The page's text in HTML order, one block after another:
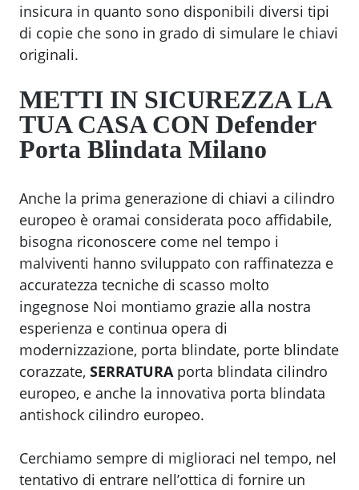
insicura in quanto sono disponibili diversi tipi
di copie che sono in grado di simulare le chiavi
originali.
METTI IN SICUREZZA LA
TUA CASA CON Defender
Porta Blindata Milano
Anche la prima generazione di chiavi a cilindro
europeo è oramai considerata poco affidabile,
bisogna riconoscere come nel tempo i
malviventi hanno sviluppato con raffinatezza e
accuratezza tecniche di scasso molto
ingegnose Noi montiamo grazie alla nostra
esperienza e continua opera di
modernizzazione, porta blindate, porte blindate
corazzate, SERRATURA porta blindata cilindro
europeo, e anche la innovativa porta blindata
antishock cilindro europeo.
Cerchiamo sempre di miglioraci nel tempo, nel
tentativo di entrare nell’ottica di fornire un